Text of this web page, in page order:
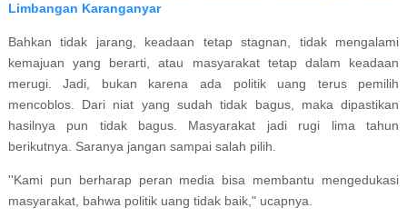
Limbangan Karanganyar
Bahkan tidak jarang, keadaan tetap stagnan, tidak mengalami
kemajuan yang berarti, atau masyarakat tetap dalam keadaan
merugi. Jadi, bukan karena ada politik uang terus pemilih
mencoblos. Dari niat yang sudah tidak bagus, maka dipastikan
hasilnya pun tidak bagus. Masyarakat jadi rugi lima tahun
berikutnya. Saranya jangan sampai salah pilih.
''Kami pun berharap peran media bisa membantu mengedukasi
masyarakat, bahwa politik uang tidak baik," ucapnya.